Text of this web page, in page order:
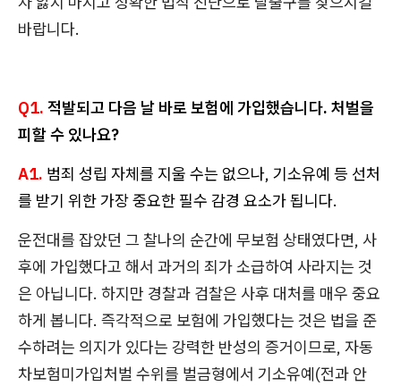
바랍니다.
Q1. 적발되고 다음 날 바로 보험에 가입했습니다. 처벌을
피할 수 있나요?
A1. 범죄 성립 자체를 지울 수는 없으나, 기소유예 등 선처
를 받기 위한 가장 중요한 필수 감경 요소가 됩니다.
운전대를 잡았던 그 찰나의 순간에 무보험 상태였다면, 사
후에 가입했다고 해서 과거의 죄가 소급하여 사라지는 것
은 아닙니다. 하지만 경찰과 검찰은 사후 대처를 매우 중요
하게 봅니다. 즉각적으로 보험에 가입했다는 것은 법을 준
수하려는 의지가 있다는 강력한 반성의 증거이므로, 자동
차보험미가입처벌 수위를 벌금형에서 기소유예(전과 안